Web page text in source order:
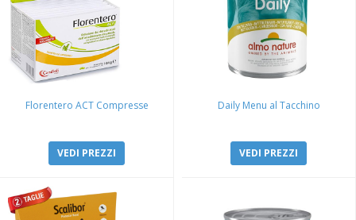
Florentero ACT Compresse
VEDI PREZZI
Daily Menu al Tacchino
VEDI PREZZI